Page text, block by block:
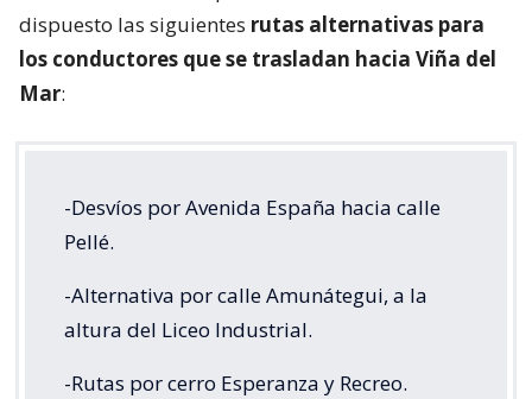
dispuesto las siguientes rutas alternativas para
los conductores que se trasladan hacia Viña del
Mar:
-Desvíos por Avenida España hacia calle
Pellé.
-Alternativa por calle Amunátegui, a la
altura del Liceo Industrial.
-Rutas por cerro Esperanza y Recreo.